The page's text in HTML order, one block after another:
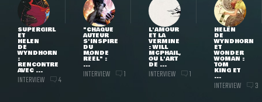
SUPERGIRL
ET
HELEN
DE
WYNDHORN
:
RENCONTRE
AVEC ...
INTERVIEW 4
"CHAQUE
AUTEUR
S'INSPIRE
DU
MONDE
RÉEL" :
...
INTERVIEW 1
L'AMOUR
ET LA
VERMINE
: WILL
MCPHAIL,
OU L'ART
DE ...
INTERVIEW 1
HELEN
DE
WYNDHORN
ET
WONDER
WOMAN :
TOM
KING ET
...
INTERVIEW 3